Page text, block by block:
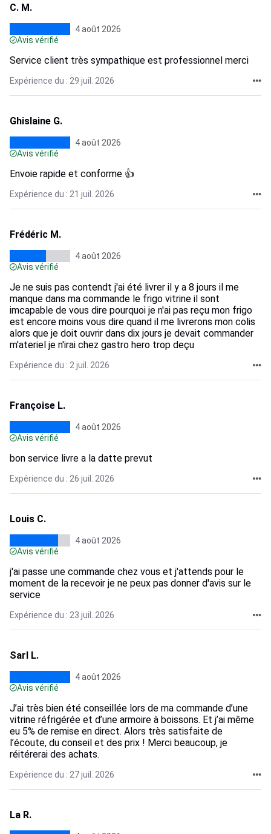
C. M.
4 août 2026
Avis vérifié
Service client très sympathique est professionnel merci
Expérience du : 29 juil. 2026
Ghislaine G.
4 août 2026
Avis vérifié
Envoie rapide et conforme 👍
Expérience du : 21 juil. 2026
Frédéric M.
4 août 2026
Avis vérifié
Je ne suis pas contendt j'ai été livrer il y a 8 jours il me
manque dans ma commande le frigo vitrine il sont
imcapable de vous dire pourquoi je n'ai pas reçu mon frigo
est encore moins vous dire quand il me livrerons mon colis
alors que je doit ouvrir dans dix jours je devait commander
m'ateriel je n'irai chez gastro hero trop deçu
Expérience du : 2 juil. 2026
Françoise L.
4 août 2026
Avis vérifié
bon service livre a la datte prevut
Expérience du : 26 juil. 2026
Louis C.
4 août 2026
Avis vérifié
j'ai passe une commande chez vous et j'attends pour le
moment de la recevoir je ne peux pas donner d'avis sur le
service
Expérience du : 23 juil. 2026
Sarl L.
4 août 2026
Avis vérifié
J’ai très bien été conseillée lors de ma commande d’une
vitrine réfrigérée et d’une armoire à boissons. Et j’ai même
eu 5% de remise en direct. Alors très satisfaite de
l’écoute, du conseil et des prix ! Merci beaucoup, je
réitérerai des achats.
Expérience du : 27 juil. 2026
La R.